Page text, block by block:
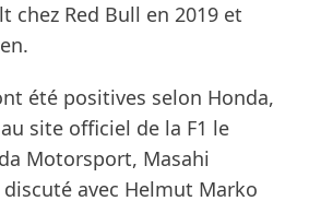
chez Red Bull en 2019 et
été positives selon Honda,
site officiel de la F1 le
Motorsport, Masahi
avec Helmut Marko